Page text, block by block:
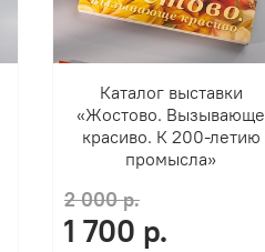
Каталог выставки
«Жостово. Вызывающе
красиво. К 200-летию
промысла»
2 000 р.
1 700 р.